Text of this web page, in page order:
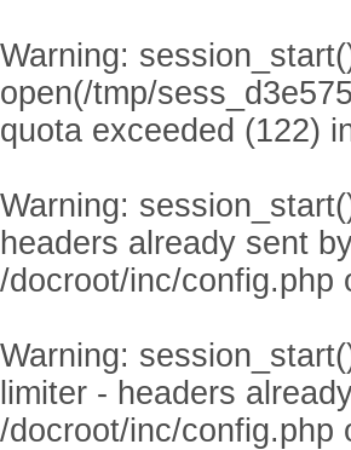
Warning:
open(/tmp/
quota exceeded (122)
Warning:
headers already sent
/docroot/inc/config.php
Warning:
limiter - headers
/docroot/inc/config.php